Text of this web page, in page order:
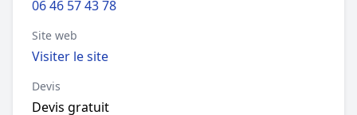
06 46 57 43 78
Site web
Visiter le site
Devis
Devis gratuit